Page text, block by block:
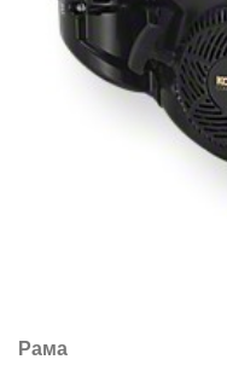
Рама